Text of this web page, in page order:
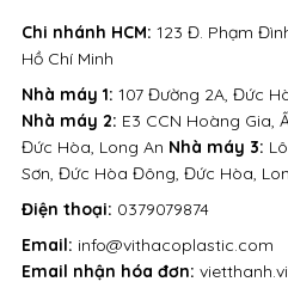
Điện thoại: 0379079874
Email: info@vithacoplastic.com
Email nhận hóa đơn:
Nhà máy 1: 107 Đường 2A, Đức
Nhà máy 2: E3 CCN Hoàng Gia,
Đức Hòa, Long An Nhà máy 3:
Sơn, Đức Hòa Đông, Đức Hòa,
Chi nhánh HCM: 123 Đ. Phạm
Hồ Chí Minh